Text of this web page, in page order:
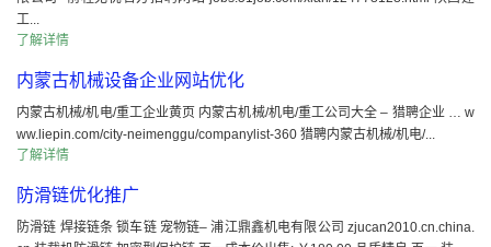
工...
了解详情
内蒙古机械设备企业网站优化
内蒙古机械/机电/重工企业黄页 内蒙古机械/机电/重工公司大全 – 猎聘企业 … w
ww.liepin.com/city-neimenggu/companylist-360 猎聘内蒙古机械/机电/...
了解详情
防滑链优化推广
防滑链 焊接链条 锁车链 宠物链– 浦江鼎鑫机电有限公司 zjucan2010.cn.china.